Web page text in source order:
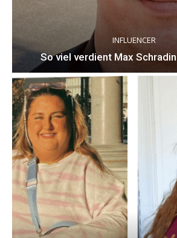
INFLUENCER
So viel verdient Max